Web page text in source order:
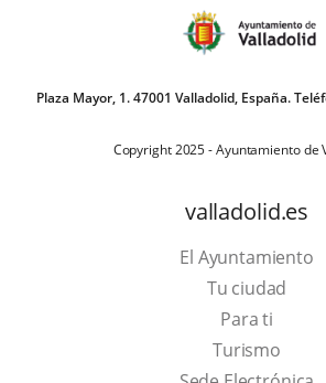
Plaza Mayor, 1. 47001 Valladolid, España.
Copyright 2025 - Ayuntamiento de
valladolid.es
El Ayuntamiento
Tu ciudad
Para ti
TurismoThis